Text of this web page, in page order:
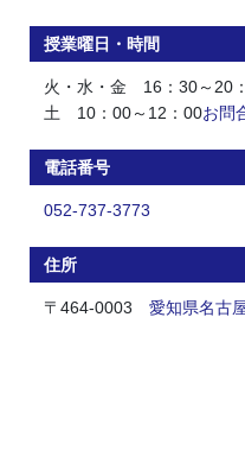
授業曜日・時間
火・水・金 16：30～20
土 10：00～12：00お問
電話番号
052-737-3773
住所
〒464-0003 愛知県名古